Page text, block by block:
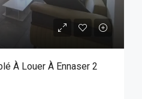
À Louer À Ennaser 2